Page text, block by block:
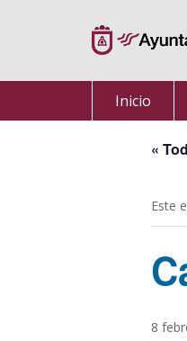
Inicio
«
Este
8